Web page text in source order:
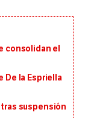
consolidan el
De la Espriella
suspensión